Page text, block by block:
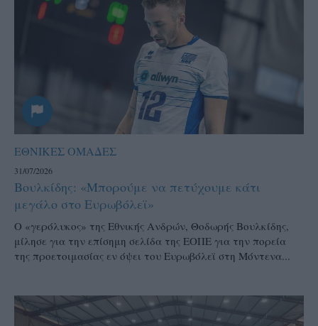
ΕΘΝΙΚΕΣ ΟΜΑΔΕΣ
31/07/2026
Βουλκίδης: «Μπορούμε να πετύχουμε κάτι
μεγάλο στο Ευρωβόλεϊ»
Ο «γερόλυκος» της Εθνικής Ανδρών, Θοδωρής Βουλκίδης,
μίλησε για την επίσημη σελίδα της ΕΟΠΕ για την πορεία
της προετοιμασίας εν όψει του Ευρωβόλεϊ στη Μόντενα...